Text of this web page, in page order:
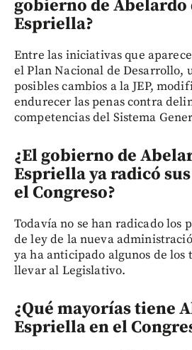
gobierno de Abelardo
Espriella?
Entre las iniciativas que
el Plan Nacional de
posibles cambios a la JEP,
endurecer las penas contra
competencias del Sistema
¿El gobierno de
Espriella ya radicó
el Congreso?
Todavía no se han radicado los
de ley de la nueva
ya ha anticipado algunos de los
llevar al Legislativo.
¿Qué mayorías tiene
Espriella en el